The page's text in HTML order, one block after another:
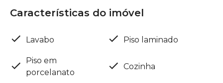
Características do imóvel
Lavabo Piso laminado
Piso em
porcelanato
Cozinha